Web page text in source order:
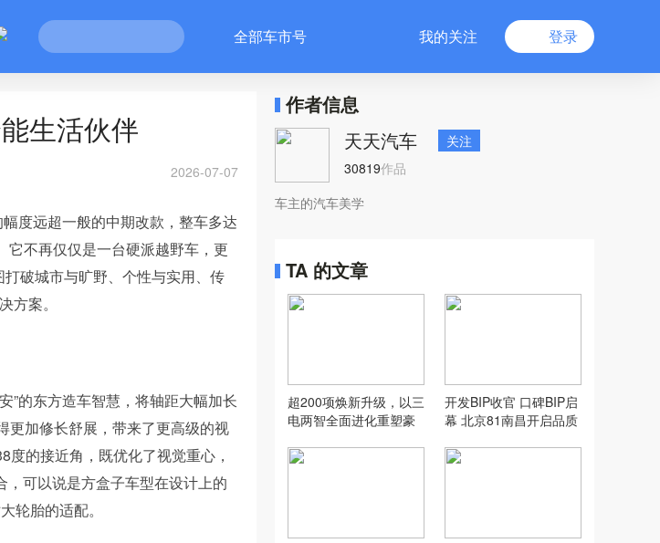
全部车市号 我的关注 登录
生活伙伴
2026-07-07
度远超一般的中期改款，整车多达
不再仅仅是一台硬派越野车，更
破城市与旷野、个性与实用、传
方案。
”的东方造车智慧，将轴距大幅加长
更加修长舒展，带来了更高级的视
的接近角，既优化了视觉重心，
，可以说是方盒子车型在设计上的
轮胎的适配。
作者信息
天天汽车
关注
30819作品
车主的汽车美学
TA 的文章
超200项焕新升级，以三
电两智全面进化重塑豪
开发BIP收官 口碑BIP启
幕 北京81南昌开启品质